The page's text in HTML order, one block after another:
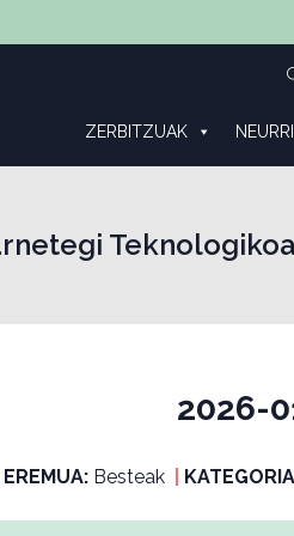
ZERBITZUAK
2026-
EREMUA: Besteak